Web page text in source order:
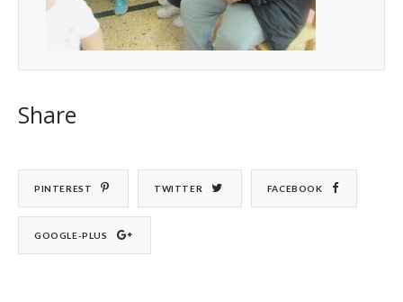
Share
PINTEREST TWITTER FACEBOOK
GOOGLE-PLUS